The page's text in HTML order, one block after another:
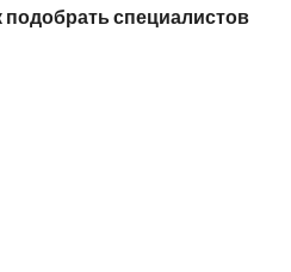
подобрать специалистов